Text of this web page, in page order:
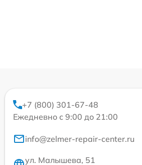
+7 (800) 301-67-48
Ежедневно с 9:00 до 21:00
info@zelmer-repair-center.ru
ул. Малышева, 51